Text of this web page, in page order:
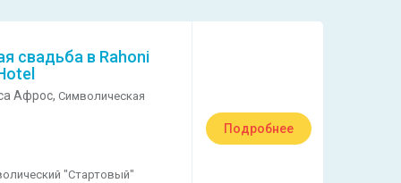
свадьба в Rahoni
Афрос,Символическая
"Стартовый"
Подробнее